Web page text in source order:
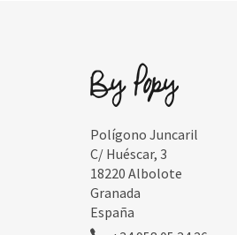
Polígono Juncaril
C/ Huéscar, 3
18220 Albolote
Granada
España